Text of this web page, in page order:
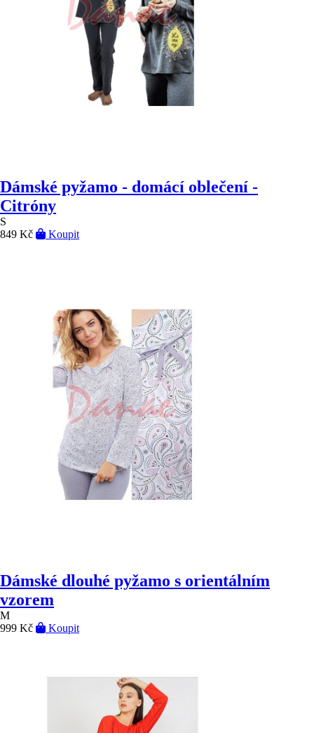
Dámské pyžamo - domácí oblečení -
Citróny
S
849 Kč
Koupit
Dámské dlouhé pyžamo s orientálním
vzorem
M
999 Kč
Koupit